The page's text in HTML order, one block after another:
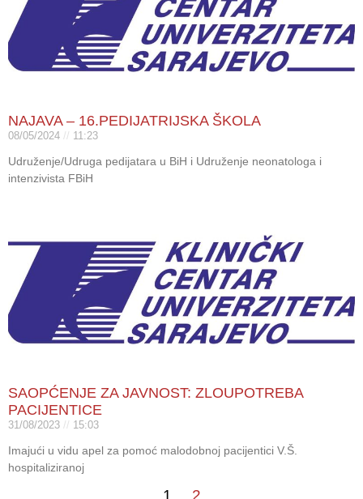
NAJAVA – 16.PEDIJATRIJSKA ŠKOLA
08/05/2024 11:23
Udruženje/Udruga pedijatara u BiH i Udruženje neonatologa i
intenzivista FBiH
SAOPĆENJE ZA JAVNOST: ZLOUPOTREBA
PACIJENTICE
31/08/2023 15:03
Imajući u vidu apel za pomoć malodobnoj pacijentici V.Š.
hospitaliziranoj
1 2